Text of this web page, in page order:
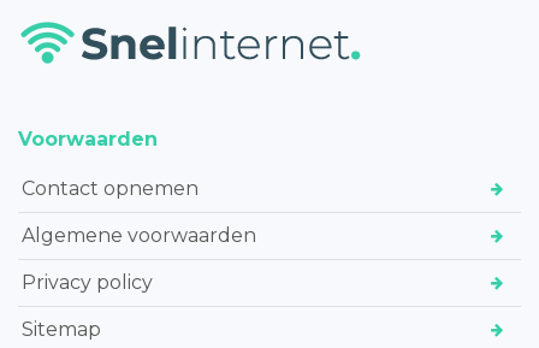
Voorwaarden
Contact opnemen
Algemene voorwaarden
Privacy policy
Sitemap